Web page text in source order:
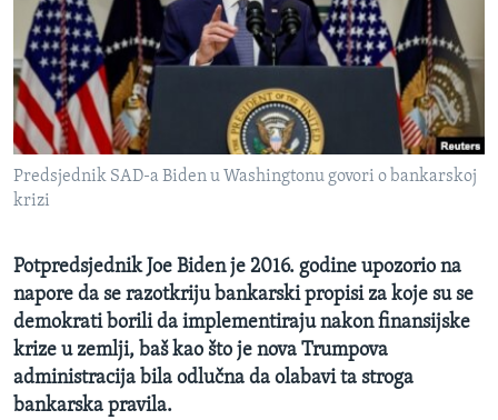
MAGAZIN
O GLASU AMERIKE
Learning English
PRATITE NAS
Jezici
Predsjednik SAD-a Biden u Washingtonu govori o bankarskoj
krizi
Potpredsjednik Joe Biden je 2016. godine upozorio na
napore da se razotkriju bankarski propisi za koje su se
demokrati borili da implementiraju nakon finansijske
krize u zemlji, baš kao što je nova Trumpova
administracija bila odlučna da olabavi ta stroga
bankarska pravila.